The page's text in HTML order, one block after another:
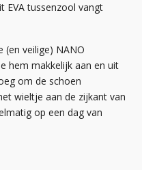
EVA tussenzool vangt
veilige) NANO
hem makkelijk aan en uit
om de schoen
wieltje aan de zijkant van
op een dag van